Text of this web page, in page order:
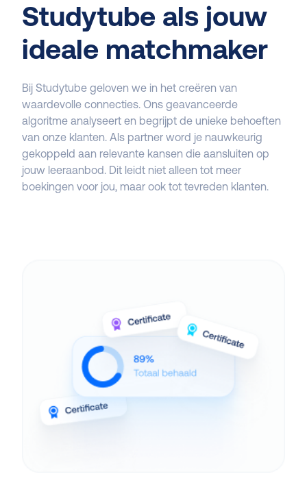
Studytube als jouw
ideale matchmaker
Bij Studytube geloven we in het creëren van
waardevolle connecties. Ons geavanceerde
algoritme analyseert en begrijpt de unieke behoeften
van onze klanten. Als partner word je nauwkeurig
gekoppeld aan relevante kansen die aansluiten op
jouw leeraanbod. Dit leidt niet alleen tot meer
boekingen voor jou, maar ook tot tevreden klanten.